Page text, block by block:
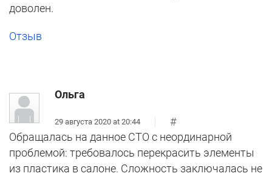
доволен.
Отзыв
Ольга
29 августа 2020 at 20:44
#
Обращалась на данное СТО с неординарной
проблемой: требовалось перекрасить элементы
из пластика в салоне. Сложность заключалась не